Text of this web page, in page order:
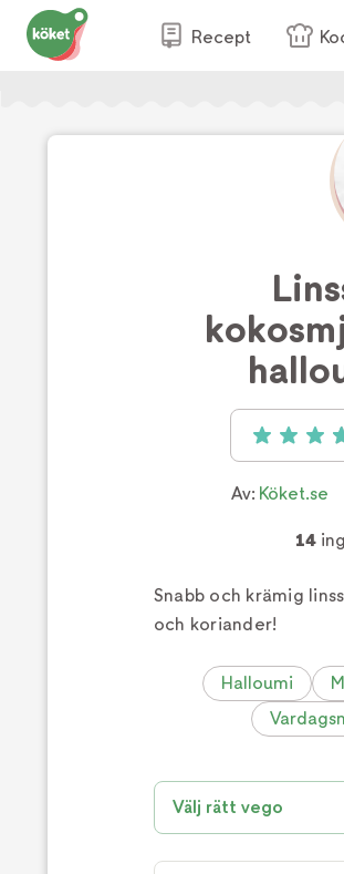
Recept
Betyg: 3.8
Av: Köket.se
14
Snabb och krämig
och koriander!
Halloumi
Välj rätt vego